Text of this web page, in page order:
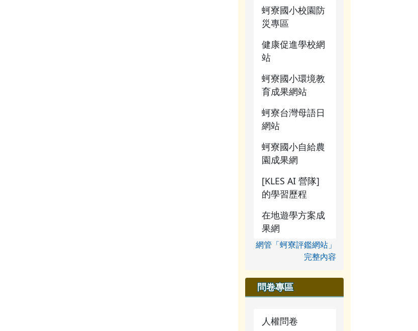
蚵寮國小校園防
災專區
健康促進學校網
站
蚵寮國小環境教
育成果網站
蚵寮台灣母語日
網站
蚵寮國小自給農
園成果網
[KLES AI 營隊]
的學習歷程
在地遊學方案成
果網
網管「蚵寮評鑑網站」
完整內容
問卷專區
人權問卷